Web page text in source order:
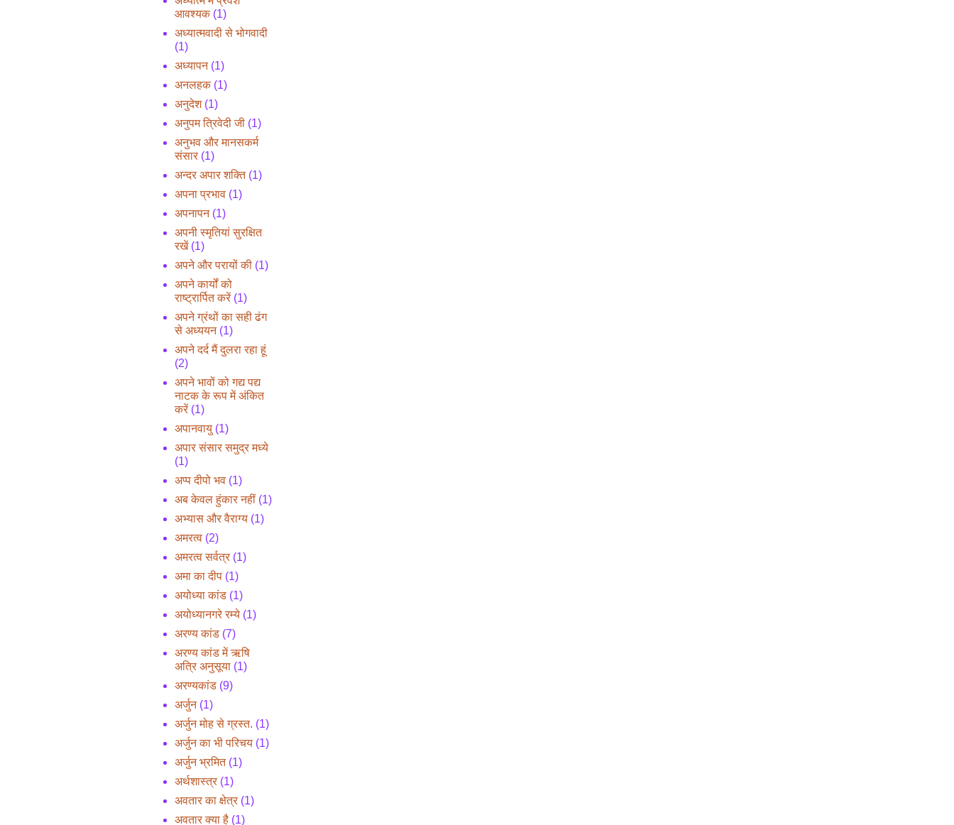
आवश्यक (1)
अध्यात्मवादी से भोगवादी
(1)
अध्यापन (1)
अनलहक (1)
अनुदेश (1)
अनुपम त्रिवेदी जी (1)
अनुभव और मानसकर्म
संसार (1)
अन्दर अपार शक्ति (1)
अपना प्रभाव (1)
अपनापन (1)
अपनी स्मृतियां सुरक्षित
रखें (1)
अपने और परायों की (1)
अपने कार्यों को
राष्ट्रार्पित करें (1)
अपने ग्रंथों का सही ढंग
से अध्ययन (1)
अपने दर्द मैं दुलरा रहा हूं
(2)
अपने भावों को गद्य पद्य
नाटक के रूप में अंकित
करें (1)
अपानवायु (1)
अपार संसार समुद्र मध्ये
(1)
अप्प दीपो भव (1)
अब केवल हुंकार नहीं (1)
अभ्यास और वैराग्य (1)
अमरत्व (2)
अमरत्व सर्वत्र (1)
अमा का दीप (1)
अयोध्या कांड (1)
अयोध्यानगरे रम्ये (1)
अरण्य कांड (7)
अरण्य कांड में ऋषि
अत्रि अनुसूया (1)
अरण्यकांड (9)
अर्जुन (1)
अर्जुन मोह से ग्रस्त. (1)
अर्जुन का भी परिचय (1)
अर्जुन भ्रमित (1)
अर्थशास्त्र (1)
अवतार का क्षेत्र (1)
अवतार क्या है (1)